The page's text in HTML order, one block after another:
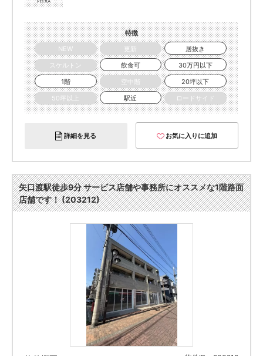
特徴
NEW
更新
居抜き
スケルトン
飲食可
30万円以下
1階
空中階
20坪以下
50坪以上
駅近 ロードサイド
詳細を見る お気に入りに追加
矢口渡駅徒歩9分 サービス店舗や事務所にオススメな1階路面
店舗です！ (203212)